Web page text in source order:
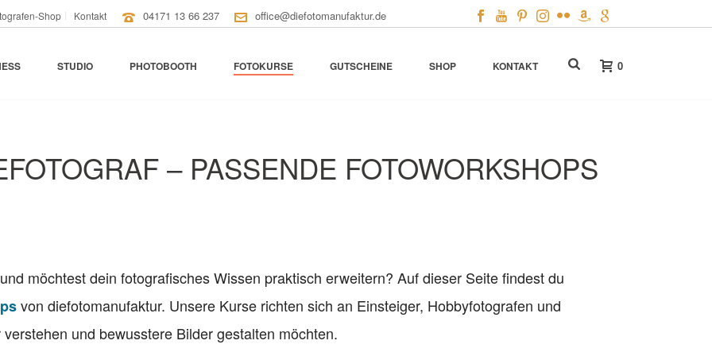
Shop Kontakt 04171 13 66 237 office@diefotomanufaktur.de
STUDIO PHOTOBOOTH FOTOKURSE GUTSCHEINE SHOP KONTAKT 0
– PASSENDE FOTOWORKSHOPS
möchtest dein fotografisches Wissen praktisch erweitern? Auf dieser Seite findest du
von diefotomanufaktur. Unsere Kurse richten sich an Einsteiger, Hobbyfotografen und
und bewusstere Bilder gestalten möchten.